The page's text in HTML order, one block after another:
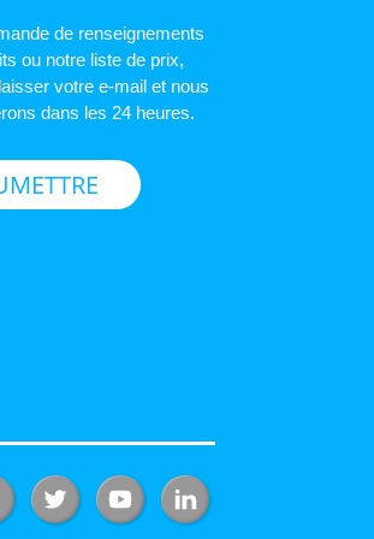
de renseignements
ou notre liste de prix,
votre e-mail et nous
dans les 24 heures.